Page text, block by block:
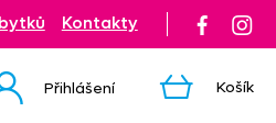
Přihlášení Košík
Kontakty